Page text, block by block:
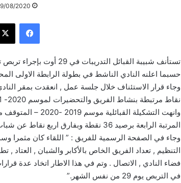
08/2020
حسبما اعلنه النادي الناشط في بطولة الرابطة الاولى
وجاء قرار الاستئناف خلال جلسة عمل , انعقدت بمقر
نقاط مرتبطة بنشاط الفريق والتحضيرات لموسم 2020- 2021 “, حسب نفس المصدر.
وانهت التشكيلة
المرتبة الرابعة برصيد 36 نقطة وبفارق اربع نقاط عن شباب بلوزداد, المتوج – استثنائيا- بطل الجزائر.
وجاء في الصفحة الرسمية للفريق : ” اللقاء كان مثمرا
التنظيم , تعداد الفريق الخاص بالأكابر والشبان , العتاد
في التربص يوم 29 من نفس الشهر.”